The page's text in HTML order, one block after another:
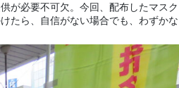
が必要不可欠。今回、配布したマスク
たら、自信がない場合でも、わずかな